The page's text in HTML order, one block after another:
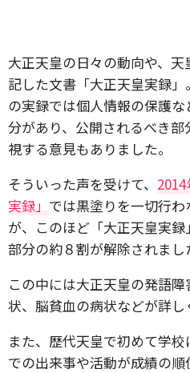
大正天皇の日々の動向や、
記した文書「大正天皇実録
の実録では個人情報の保護
分があり、公開されるべき
視する意見もありました。
そういった声を受けて、
実録」 では黒塗りを一切行
が、このほど「大正天皇実
部分の約８割が解除されまし
この中には大正天皇の発語
状、脳貧血の病状などが詳し
また、歴代天皇で初めて学
での出来事や活動が成績の